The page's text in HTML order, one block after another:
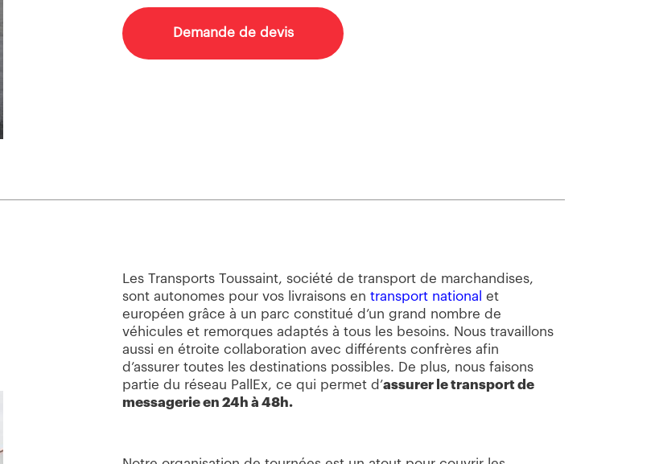
Demande de devis
Les Transports Toussaint, société de transport de marchandises,
sont autonomes pour vos livraisons en transport national et
européen grâce à un parc constitué d’un grand nombre de
véhicules et remorques adaptés à tous les besoins. Nous travaillons
aussi en étroite collaboration avec différents confrères afin
d’assurer toutes les destinations possibles. De plus, nous faisons
partie du réseau PallEx, ce qui permet d’assurer le transport de
messagerie en 24h à 48h.